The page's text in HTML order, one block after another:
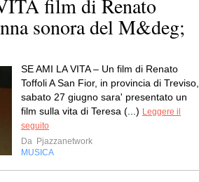
sonora del M&deg;
SE AMI LA VITA – Un film di Renato
Toffoli A San Fior, in provincia di Treviso,
sabato 27 giugno sara' presentato un
film sulla vita di Teresa (...) Leggere il
seguito
Da Pjazzanetwork
MUSICA